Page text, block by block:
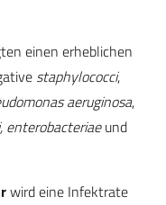
einen erheblichen
staphylococci,
aeruginosa,
enterobacteriaeund
wird eine Infektrate